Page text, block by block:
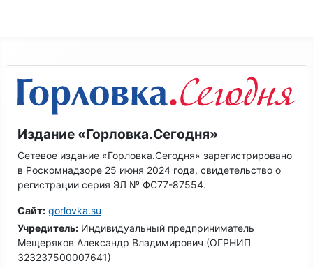
Издание «Горловка.Сегодня»
Сетевое издание «Горловка.Сегодня» зарегистрировано
в Роскомнадзоре 25 июня 2024 года, свидетельство о
регистрации серия ЭЛ № ФС77-87554.
Сайт: gorlovka.su
Учредитель: Индивидуальный предприниматель
Мещеряков Александр Владимирович (ОГРНИП
323237500007641)